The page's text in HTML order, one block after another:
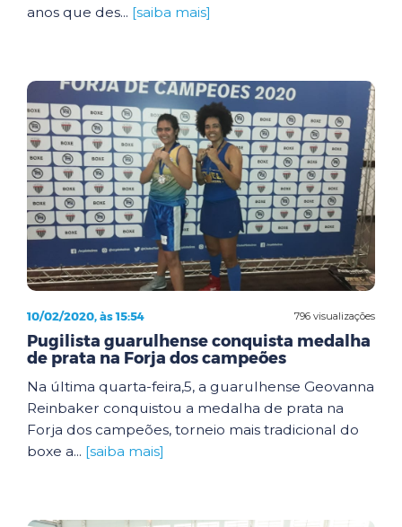
anos que des... [saiba mais]
796 visualizações
10/02/2020, às 15:54
Pugilista guarulhense conquista medalha
de prata na Forja dos campeões
Na última quarta-feira,5, a guarulhense Geovanna
Reinbaker conquistou a medalha de prata na
Forja dos campeões, torneio mais tradicional do
boxe a... [saiba mais]